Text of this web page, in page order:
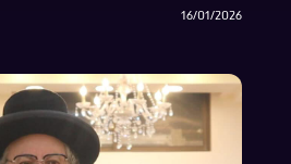
16/01/2026